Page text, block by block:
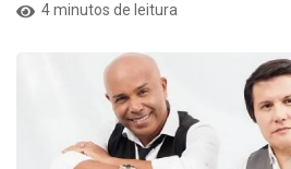
4 minutos de leitura